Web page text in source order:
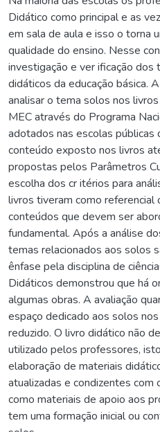
Didático como principal e as
em sala de aula e isso o torna
qualidade do ensino. Nesse
investigação e ver ificação
didáticos da educação básica.
analisar o tema solos nos
MEC através do Programa
adotados nas escolas públicas
conteúdo exposto nos livros
propostas pelos Parâmetros
escolha dos cr itérios para
livros tiveram como referencial
conteúdos que devem ser
fundamental. Após a análise
temas relacionados aos solos
ênfase pela disciplina de
Didáticos demonstrou que há
algumas obras. A avaliação
espaço dedicado aos solos
reduzido. O livro didático não
utilizado pelos professores,
elaboração de materiais
atualizadas e condizentes
como materiais de apoio aos
tem uma formação inicial ou